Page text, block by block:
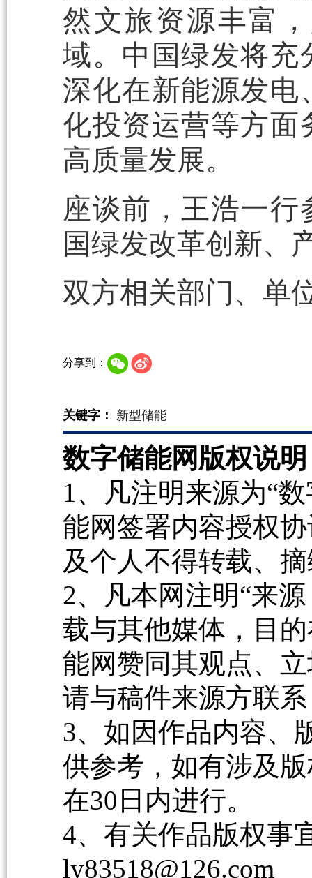
然文旅资源丰富
域。中国绿发将充
深化在新能源发电
化投资运营等方面
高质量发展。
座谈前，王浩一
国绿发改革创新、
双方相关部门、单
分享到：
关键字： 新型储能
数字储能网版权说
1、凡注明来源为“
能网签署内容授权
及个人不得转载、
2、凡本网注明“来
载与其他媒体，目
能网赞同其观点、
请与稿件来源方联
3、如因作品内容、
供参考，如有涉及
在30日内进行。
4、有关作品版权事
ly83518@126.com